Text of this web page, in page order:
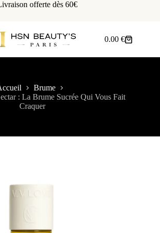
offerte dès 60€
0.00€
Brume
: La Brume Sucrée Qui Vous Fait
Craquer